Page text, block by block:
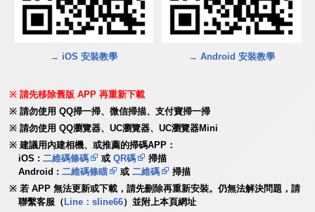
→ iOS 安裝教學 → Android 安裝教學
請先移除舊版 APP 再重新下載
請勿使用 QQ掃一掃、微信掃描、支付寶掃一掃
請勿使用 QQ瀏覽器、UC瀏覽器、UC瀏覽器Mini
建議用內建相機、或推薦的掃碼APP：
iOS :二維碼條碼 或QR碼
掃描
Android :二維碼條瞄 或二維碼
掃描
若 APP 無法更新或下載，請先刪除再重新安裝。仍無法解決問題，請
聯繫客服（ Line：sline66）並附上本頁網址